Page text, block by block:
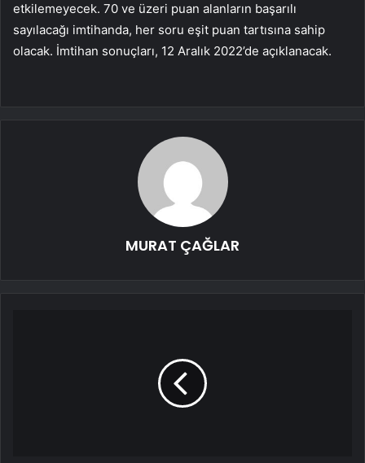
etkilemeyecek. 70 ve üzeri puan alanların başarılı
sayılacağı imtihanda, her soru eşit puan tartısına sahip
olacak. İmtihan sonuçları, 12 Aralık 2022’de açıklanacak.
MURAT ÇAĞLAR